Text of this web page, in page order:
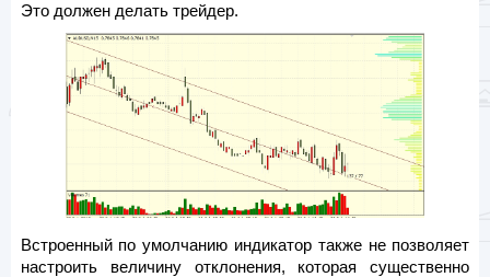
Это должен делать трейдер.
Встроенный по умолчанию индикатор также не позволяет
настроить величину отклонения, которая существенно